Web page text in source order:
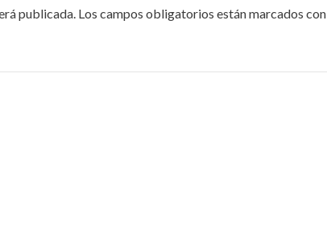
publicada. Los campos obligatorios están marcados con